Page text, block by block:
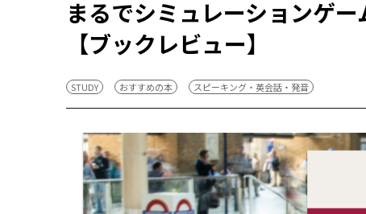
まるでシミュレーションゲ
【ブックレビュー】
STUDY おすすめの本 スピーキング・英会話・発音